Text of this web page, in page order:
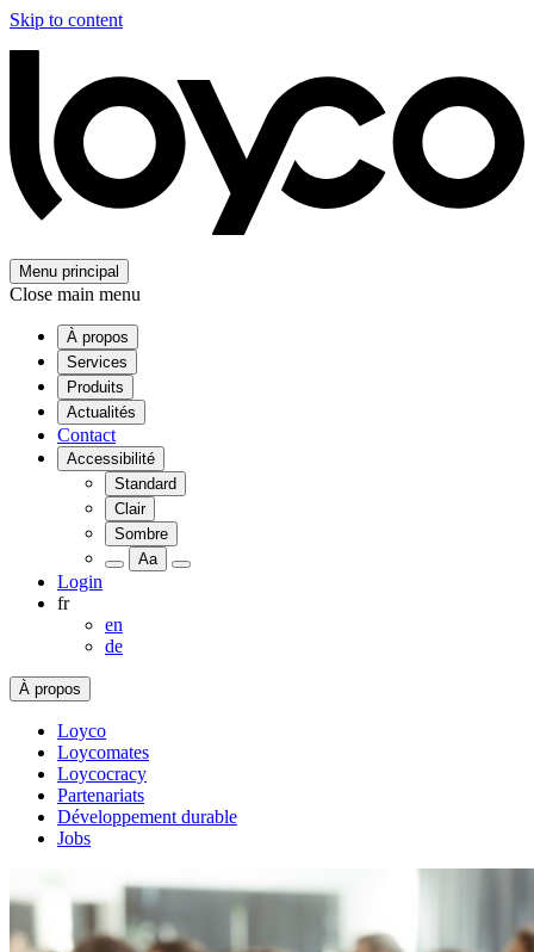
Skip to content
Menu principal
Close main menu
À propos
Services
Produits
Actualités
Contact
Accessibilité
Standard
Clair
Sombre
Aa
Login
fr
en
de
À propos
Loyco
Loycomates
Loycocracy
Partenariats
Développement durable
Jobs